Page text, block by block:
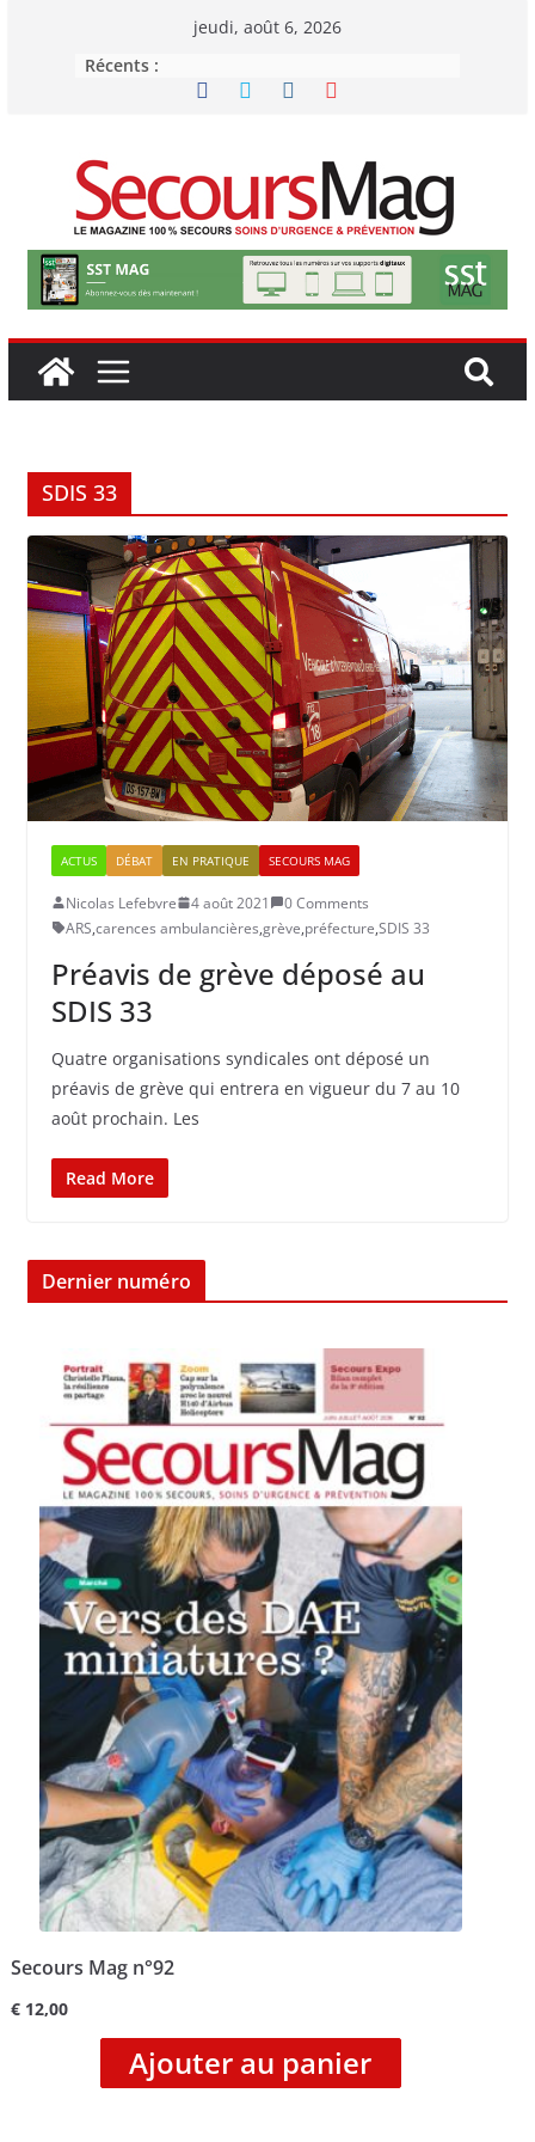
jeudi, août 6, 2026
Récents :
SDIS 33
ACTUS DÉBAT EN PRATIQUE SECOURS MAG
Nicolas Lefebvre 4 août 2021
0 Comments
ARS,carences ambulancières,grève,préfecture,SDIS 33
Préavis de grève déposé au
SDIS 33
Quatre organisations syndicales ont déposé un
préavis de grève qui entrera en vigueur du 7 au 10
août prochain. Les
Read More
Dernier numéro
Secours Mag n°92
€12,00
Ajouter au panier